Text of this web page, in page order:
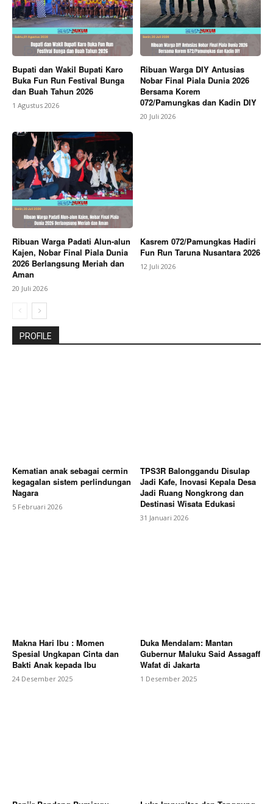
Bupati dan Wakil Bupati Karo
Buka Fun Run Festival Bunga
dan Buah Tahun 2026
1 Agustus 2026
Ribuan Warga DIY Antusias
Nobar Final Piala Dunia 2026
Bersama Korem
072/Pamungkas dan Kadin DIY
20 Juli 2026
Ribuan Warga Padati Alun-alun
Kajen, Nobar Final Piala Dunia
2026 Berlangsung Meriah dan
Aman
20 Juli 2026
Kasrem 072/Pamungkas Hadiri
Fun Run Taruna Nusantara 2026
12 Juli 2026
PROFILE
Kematian anak sebagai cermin
kegagalan sistem perlindungan
Nagara
5 Februari 2026
TPS3R Balonggandu Disulap
Jadi Kafe, Inovasi Kepala Desa
Jadi Ruang Nongkrong dan
Destinasi Wisata Edukasi
31 Januari 2026
Makna Hari Ibu : Momen
Spesial Ungkapan Cinta dan
Bakti Anak kepada Ibu
24 Desember 2025
Duka Mendalam: Mantan
Gubernur Maluku Said Assagaff
Wafat di Jakarta
1 Desember 2025